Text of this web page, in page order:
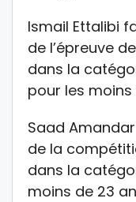
Ismail Ettalibi
de l’épreuve
dans la
pour les moins
Saad
de la
dans la
moins de 23